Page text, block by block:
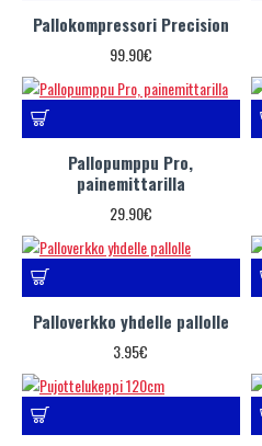
Pallokompressori Precision
99.90€
Pallopumppu Pro,
painemittarilla
29.90€
Palloverkko yhdelle pallolle
3.95€